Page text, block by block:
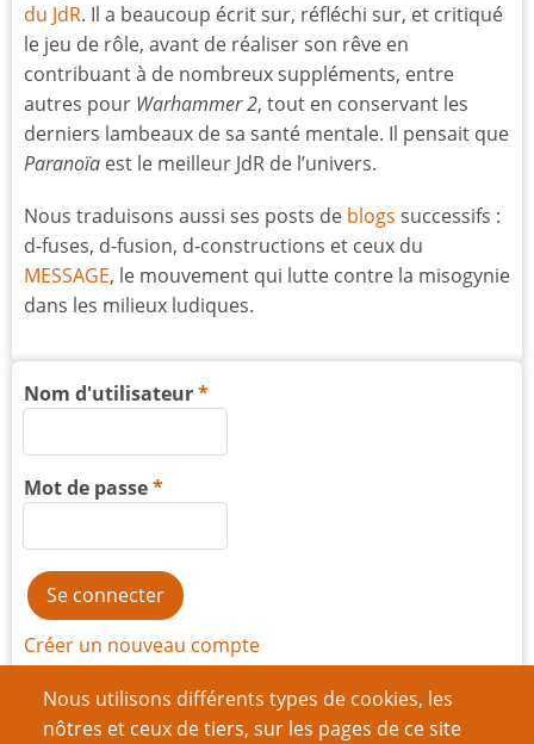
Nous utilisons différents types de cookies, les
nôtres et ceux de tiers, sur les pages de ce site
du JdR. Il a beaucoup écrit sur, réfléchi sur, et critiqué
le jeu de rôle, avant de réaliser son rêve en
contribuant à de nombreux suppléments, entre
autres pour Warhammer 2, tout en conservant les
derniers lambeaux de sa santé mentale. Il pensait que
Paranoïa est le meilleur JdR de l’univers.
Nous traduisons aussi ses posts de blogs successifs :
d-fuses, d-fusion, d-constructions et ceux du
MESSAGE, le mouvement qui lutte contre la misogynie
dans les milieux ludiques.
Nom d'utilisateur
Mot de passe
Créer un nouveau compte
Réinitialiser votre mot de passe